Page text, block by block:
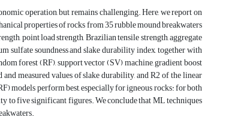
operation, but remains challenging. Here, we report on
properties of rocks from 35 rubble mound breakwaters
point load strength, Brazilian tensile strength, aggregate
sulfate soundness and slake durability index, together with
forest (RF), support vector (SV) machine, gradient boost
measured values of slake durability, and R2 of the linear
models perform best, especially for igneous rocks: for both
to five significant figures. We conclude that ML techniques